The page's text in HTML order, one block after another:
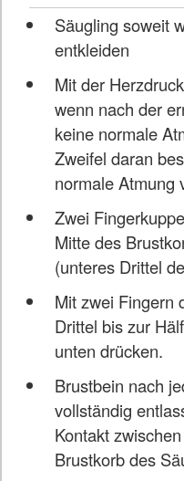
Säugling soweit
entkleiden
Mit der
wenn nach der
keine normale
Zweifel daran
normale Atmung
Zwei
Mitte des
(unteres Drittel
Mit zwei Fingern
Drittel bis zur
unten drücken.
Brustbein nach
vollständig
Kontakt
Brustkorb des